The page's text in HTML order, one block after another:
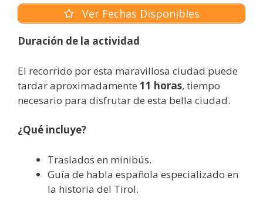
Ver Fechas Disponibles
Duración de la actividad
El recorrido por esta maravillosa ciudad puede
tardar aproximadamente 11 horas, tiempo
necesario para disfrutar de esta bella ciudad.
¿Qué incluye?
Traslados en minibús.
Guía de habla española especializado en
la historia del Tirol.